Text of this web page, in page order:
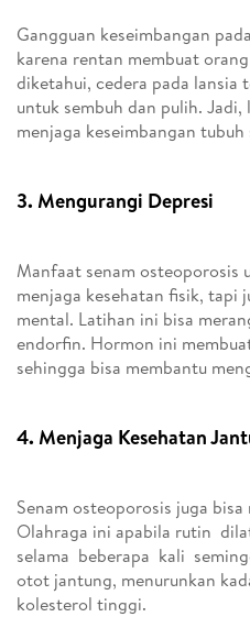
Gangguan keseimbangan
karena rentan membuat
diketahui, cedera pada lansia
untuk sembuh dan pulih.
menjaga keseimbangan
3. Mengurangi Depresi
Manfaat senam osteoporosis
menjaga kesehatan fisik, tapi
mental. Latihan ini bisa
endorfin. Hormon ini
sehingga bisa membantu
4. Menjaga Kesehatan
Senam osteoporosis juga
Olahraga ini apabila rutin
selama beberapa kali
otot jantung, menurunkan
kolesterol tinggi.